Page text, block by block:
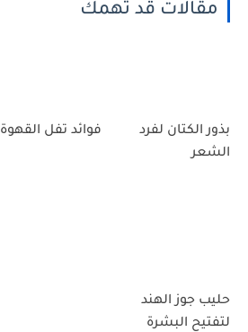
مقالات قد تهمك
بذور الكتان لفرد
الشعر
فوائد تفل القهوة
حليب جوز الهند
لتفتيح البشرة